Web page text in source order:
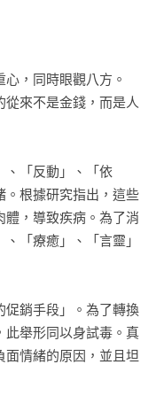
，同時眼觀八方。
來不是金錢，而是人
、「反動」、「依
。根據研究指出，這些
體，導致疾病。為了消
「療癒」、「言靈」
促銷手段」。為了轉換
此舉形同以身試毒。真
面情緒的原因，並且坦